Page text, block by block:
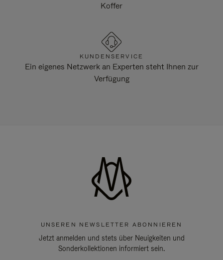
Koffer
KUNDENSERVICE
Ein eigenes Netzwerk an Experten steht Ihnen zur
Verfügung
UNSEREN NEWSLETTER ABONNIEREN
Jetzt anmelden und stets über Neuigkeiten und
Sonderkollektionen informiert sein.